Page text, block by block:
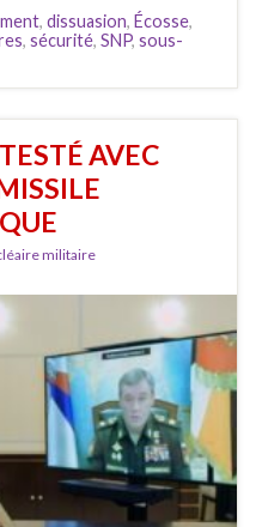
, dissuasion, Écosse,
, sécurité, SNP, sous-
AVEC
militaire